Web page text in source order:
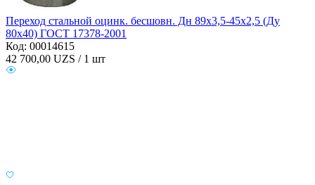
Переход стальной оцинк. бесшовн. Дн 89х3,5-45х2,5 (Ду
80х40) ГОСТ 17378-2001
Код: 00014615
42 700,00 UZS / 1 шт